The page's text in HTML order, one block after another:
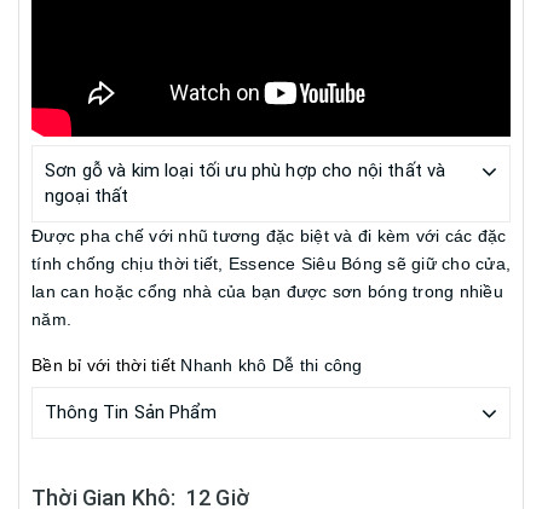
Sơn gỗ và kim loại tối ưu phù hợp cho nội thất và
ngoại thất
Được pha chế với nhũ tương đặc biệt và đi kèm với các đặc
tính chống chịu thời tiết, Essence Siêu Bóng sẽ giữ cho cửa,
lan can hoặc cổng nhà của bạn được sơn bóng trong nhiều
năm.
Bền bỉ với thời tiết Nhanh khô Dễ thi công
Thông Tin Sản Phẩm
Thời Gian Khô: 12 Giờ